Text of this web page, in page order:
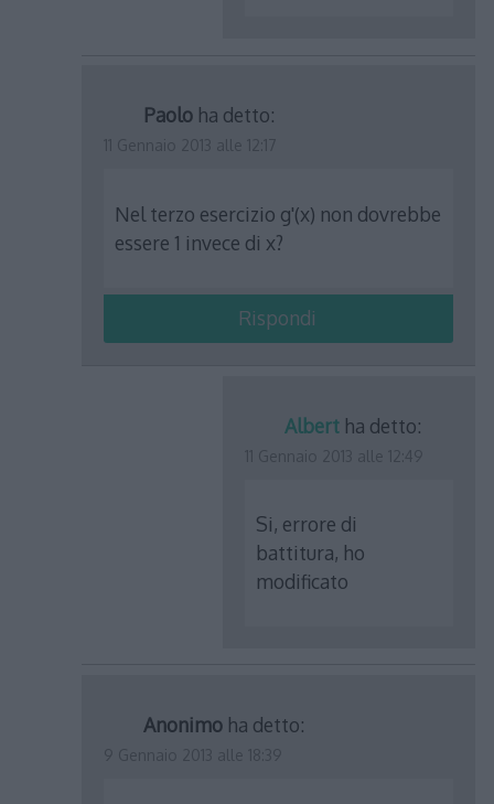
Paolo ha detto:
Nel terzo esercizio g'(x) non dovrebbe
essere 1 invece di x?
Rispondi
Albert ha detto:
Si, errore di
battitura, ho
modificato
Anonimo ha detto: